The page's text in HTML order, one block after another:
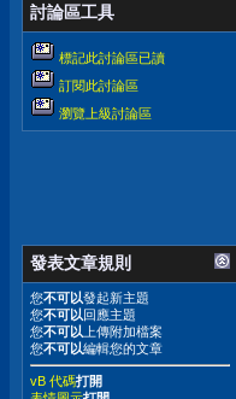
討論區工具
標記此討論區已讀
訂閱此討論區
瀏覽上級討論區
發表文章規則
您不可以發起新主題
您不可以回應主題
您不可以 上傳附加檔案
您不可以編輯您的文章
vB 代碼打開